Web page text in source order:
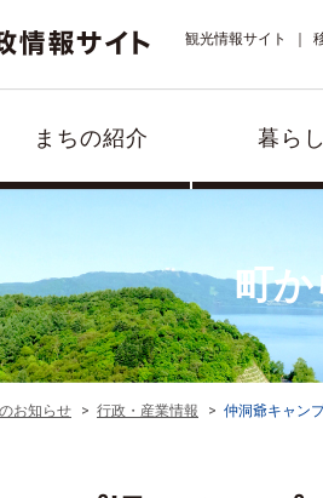
まちの紹介 暮らし
観光情報サイト
町
お知らせ 行政・産業情報 仲洞爺キャン